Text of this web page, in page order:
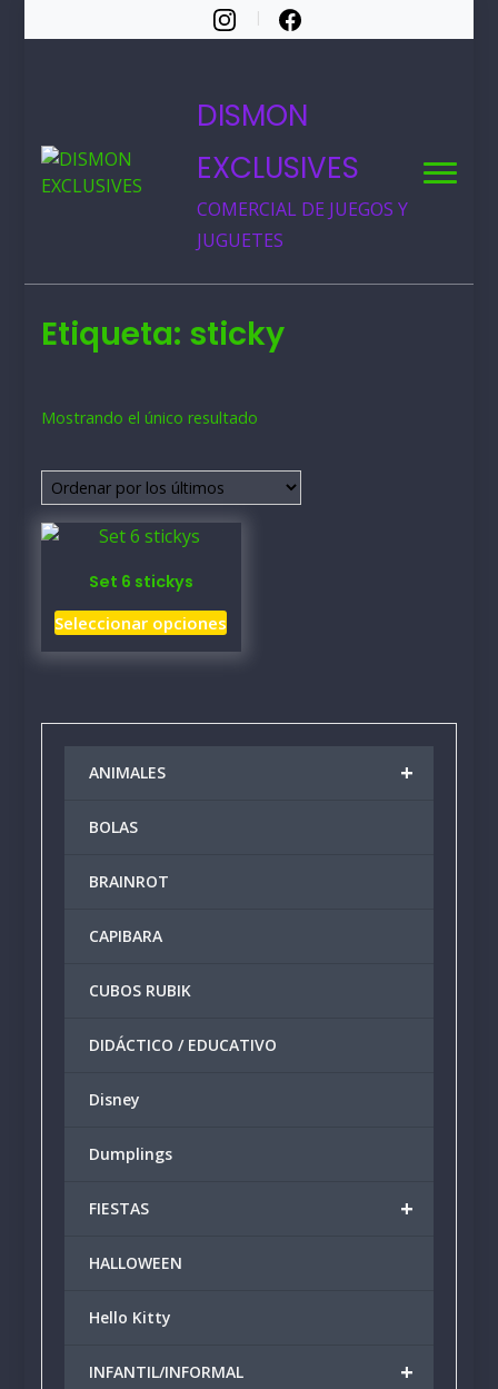
DISMON
EXCLUSIVES
COMERCIAL DE JUEGOS Y
JUGUETES
Etiqueta: sticky
Mostrando el único resultado
Set 6 stickys
Seleccionar opcionesEste
variantes.
+
ANIMALES
BOLAS
BRAINROT
CAPIBARA
CUBOS RUBIK
DIDÁCTICO / EDUCATIVO
Disney
Dumplings
+
FIESTAS
HALLOWEEN
Hello Kitty
+
INFANTIL/INFORMAL